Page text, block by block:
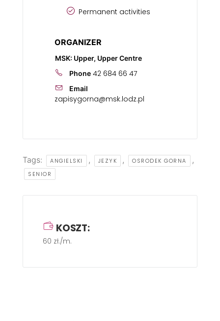
Permanent activities
ORGANIZER
MSK: Upper, Upper Centre
Phone 42 684 66 47
Email
zapisygorna@msk.lodz.pl
Tags: ANGIELSKI , JEZYK , OSRODEK GORNA ,
SENIOR
KOSZT:
60 zł./m.